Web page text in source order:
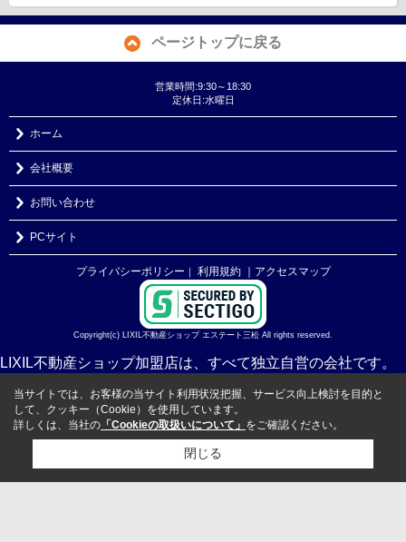
ページトップに戻る
営業時間:9:30～18:30
定休日:水曜日
ホーム
会社概要
お問い合わせ
PCサイト
プライバシーポリシー ｜ 利用規約 ｜アクセスマップ
Copyright(c) LIXIL不動産ショップ エステート三松 All rights reserved.
LIXIL不動産ショップ加盟店は、すべて独立自営の会社です。
当サイトでは、お客様の当サイト利用状況把握、サービス向上検討を目的と
して、クッキー（Cookie）を使用しています。
詳しくは、当社の 「Cookieの取扱いについて」 をご確認ください。
閉じる